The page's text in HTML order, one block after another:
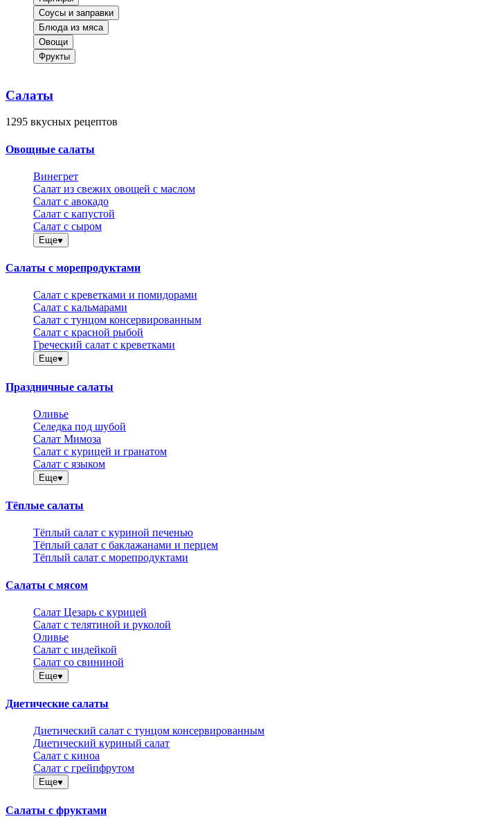
Соусы и заправки
Блюда из мяса
Овощи
Фрукты
Салаты
1295 вкусных рецептов
Овощные салаты
Винегрет
Салат из свежих овощей с маслом
Салат с авокадо
Салат с капустой
Салат с сыром
Еще
Салаты с морепродуктами
Салат с креветками и помидорами
Салат с кальмарами
Салат с тунцом консервированным
Салат с красной рыбой
Греческий салат с креветками
Еще
Праздничные салаты
Оливье
Селедка под шубой
Салат Мимоза
Салат с курицей и гранатом
Салат с языком
Еще
Тёплые салаты
Тёплый салат с куриной печенью
Тёплый салат с баклажанами и перцем
Тёплый салат с морепродуктами
Салаты с мясом
Салат Цезарь с курицей
Салат с телятиной и руколой
Оливье
Салат с индейкой
Салат со свининой
Еще
Диетические салаты
Диетический салат с тунцом консервированным
Диетический куриный салат
Салат с киноа
Салат с грейпфрутом
Еще
Салаты с фруктами